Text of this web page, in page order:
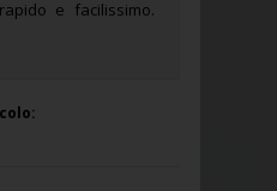
e facilissimo.